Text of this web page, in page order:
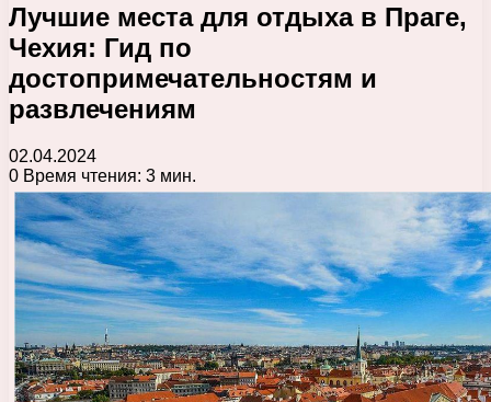
Лучшие места для отдыха в Праге,
Чехия: Гид по
достопримечательностям и
развлечениям
02.04.2024
0 Время чтения: 3 мин.